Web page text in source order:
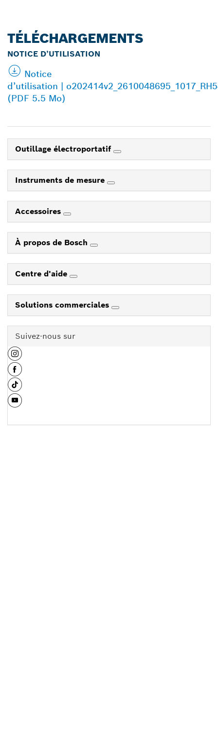
TÉLÉCHARGEMENTS
NOTICE D’UTILISATION
Notice
d’utilisation |
(PDF 5.5 Mo)
Outillage électroportatif
Instruments de mesure
Accessoires
À propos de Bosch
Centre d'aide
Solutions commerciales
Suivez-nous sur